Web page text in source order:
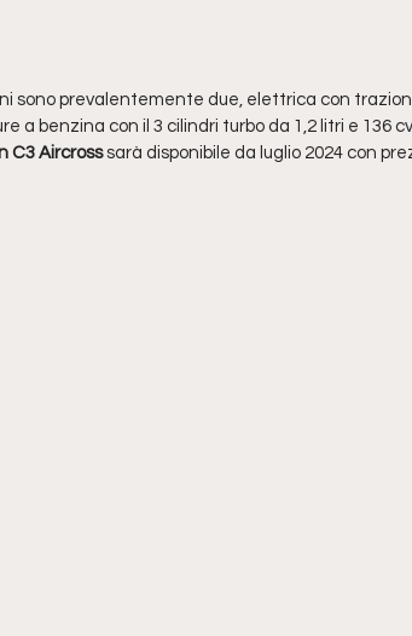
sono prevalentemente due, elettrica con
a benzina con il 3 cilindri turbo da 1,2 litri e 136
C3 Aircross sarà disponibile da luglio 2024 con